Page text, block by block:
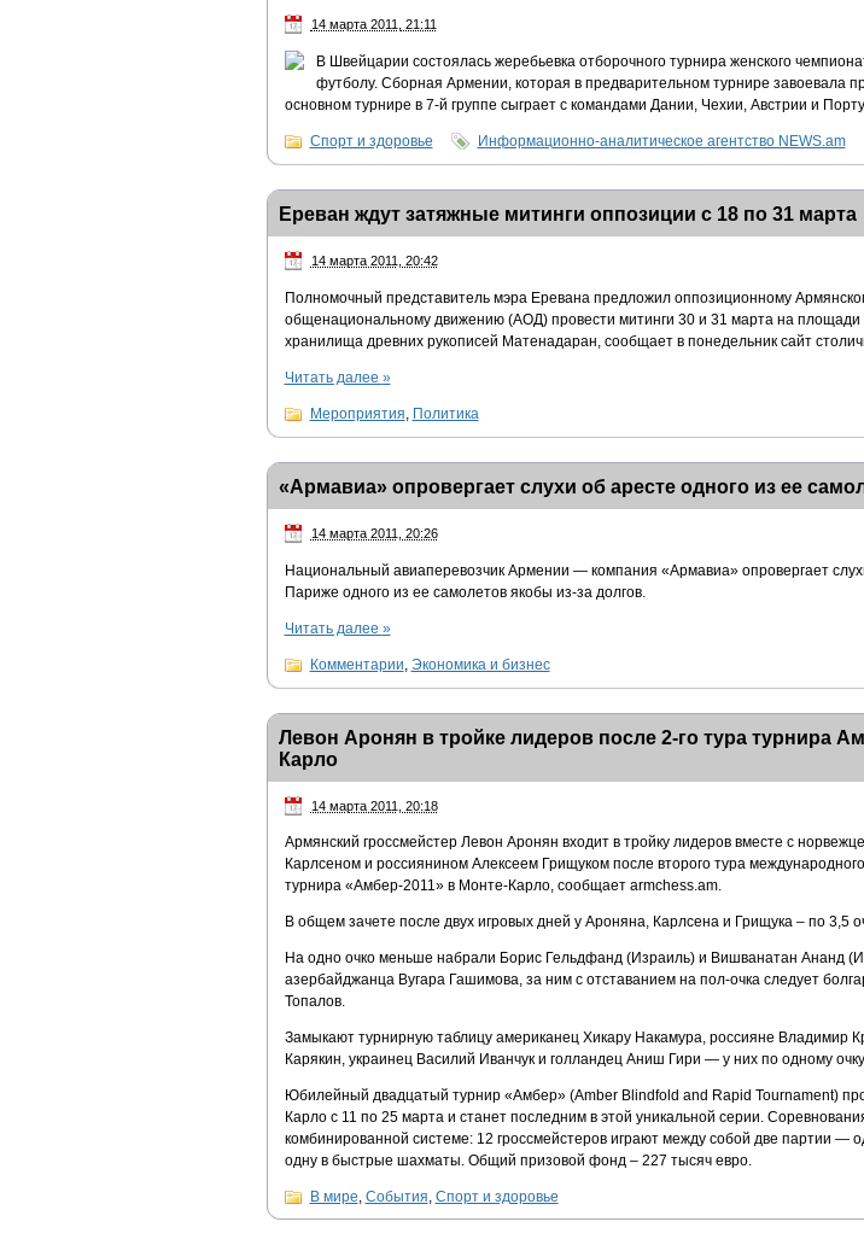
14 марта 2011, 21:11
В Швейцарии состоялась жеребьевка отборочного турнира женского
футболу. Сборная Армении, которая в предварительном турнире завоевала
основном турнире в 7-й группе сыграет с командами Дании, Чехии, Австрии и
Спорт и здоровье Информационно-аналитическое агентство NEWS.am
Ереван ждут затяжные митинги оппозиции с 18 по 31 марта
14 марта 2011, 20:42
Полномочный представитель мэра Еревана предложил оппозиционному
общенациональному движению (АОД) провести митинги 30 и 31 марта на площади
хранилища древних рукописей Матенадаран, сообщает в понедельник сайт
Читать далее »
Мероприятия, Политика
«Армавиа» опровергает слухи об аресте одного из ее
14 марта 2011, 20:26
Национальный авиаперевозчик Армении — компания «Армавиа» опровергает
Париже одного из ее самолетов якобы из-за долгов.
Читать далее »
Комментарии Экономика и бизнес
Левон Аронян в тройке лидеров после 2-го тура турнира
Карло
14 марта 2011, 20:18
Армянский гроссмейстер Левон Аронян входит в тройку лидеров вместе с
Карлсеном и россиянином Алексеем Грищуком после второго тура
турнира «Амбер-2011» в Монте-Карло, сообщает armchess.am.
В общем зачете после двух игровых дней у Ароняна, Карлсена и Грищука – по 3,5
На одно очко меньше набрали Борис Гельдфанд (Израиль) и Вишванатан Ананд
азербайджанца Вугара Гашимова, за ним с отставанием на пол-очка следует
Топалов.
Замыкают турнирную таблицу американец Хикару Накамура, россияне Владимир
Карякин, украинец Василий Иванчук и голландец Аниш Гири — у них по одному
Юбилейный двадцатый турнир «Амбер» (Amber Blindfold and Rapid Tournament)
Карло с 11 по 25 марта и станет последним в этой уникальной серии.
комбинированной системе: 12 гроссмейстеров играют между собой две партии —
одну в быстрые шахматы. Общий призовой фонд – 227 тысяч евро.
В мире, События, Спорт и здоровье